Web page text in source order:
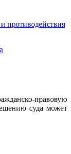
противодействия
правовую
суда может